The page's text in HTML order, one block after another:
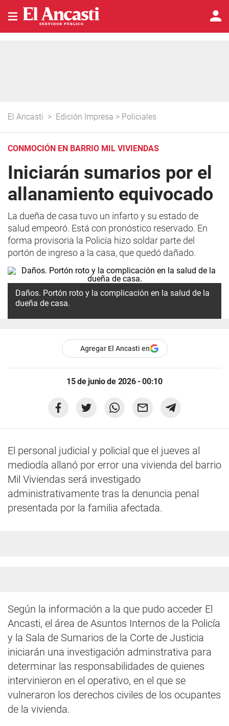
El Ancasti > Edición Impresa > Policiales
CONMOCIÓN EN BARRIO MIL VIVIENDAS
Iniciarán sumarios por el
allanamiento equivocado
La dueña de casa tuvo un infarto y su estado de
salud empeoró. Está con pronóstico reservado. En
forma provisoria la Policía hizo soldar parte del
portón de ingreso a la casa, que quedó dañado.
Daños. Portón roto y la complicación en la salud de la
dueña de casa.
Agregar El Ancasti en
15 de junio de 2026 - 00:10
El personal judicial y policial que el jueves al
mediodía allanó por error una vivienda del barrio
Mil Viviendas será investigado
administrativamente tras la denuncia penal
presentada por la familia afectada.
Según la información a la que pudo acceder El
Ancasti, el área de Asuntos Internos de la Policía
y la Sala de Sumarios de la Corte de Justicia
iniciarán una investigación adminstrativa para
determinar las responsabilidades de quienes
intervinieron en el operativo, en el que se
vulneraron los derechos civiles de los ocupantes
de la vivienda.